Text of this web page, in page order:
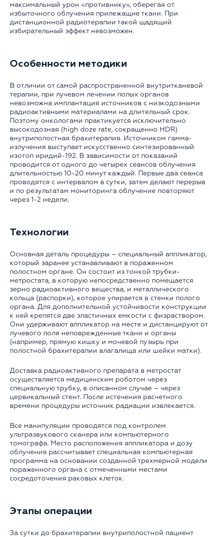
максимальный урон «противнику», оберегая от
избыточного облучения прилежащие ткани. При
дистанционной радиотерапии такой щадящий
избирательный эффект невозможен.
Особенности методики
В отличии от самой распространенной внутритканевой
терапии, при лучевом лечении полых органов
невозможна имплантация источников с низкодозными
радиоактивными материалами на длительный срок.
Поэтому онкологами практикуется исключительно
высокодозная (high doze rate, сокращенно HDR)
внутриполостная брахитерапия. Источником гамма-
излучения выступает искусственно синтезированный
изотоп иридий-192. В зависимости от показаний
проводится от одного до четырех сеансов облучения
длительностью 10-20 минут каждый. Первые два сеанса
проводятся с интервалом в сутки, затем делают перерыв
и по результатам мониторинга облучение повторяют
через 1-2 недели.
Технологии
Основная деталь процедуры – специальный аппликатор,
который заранее устанавливают в пораженном
полостном органе. Он состоит из тонкой трубки-
метростата, в которую непосредственно помещается
зерно радиоактивного вещества, и металлического
кольца (распорки), которое упирается в стенки полого
органа. Для дополнительной устойчивости конструкции
к ней крепятся две эластичных емкости с физраствором.
Они удерживают аппликатор на месте и дистанцируют от
лучевого поля неповрежденные ткани и органы
(например, прямую кишку и мочевой пузырь при
полостной брахитерапии влагалища или шейки матки).
Доставка радиоактивного препарата в метростат
осуществляется медицинским роботом через
специальную трубку, в описанном случае – через
цервикальный стент. После истечения расчетного
времени процедуры источник радиации извлекается.
Все манипуляции проводятся под контролем
ультразвукового сканера или компьютерного
томографа. Место расположения аппликатора и дозу
облучения рассчитывает специальная компьютерная
программа на основании созданной трехмерной модели
пораженного органа с отмеченными местами
сосредоточения раковых клеток.
Этапы операции
За сутки до брахитерапии внутриполостной пациент